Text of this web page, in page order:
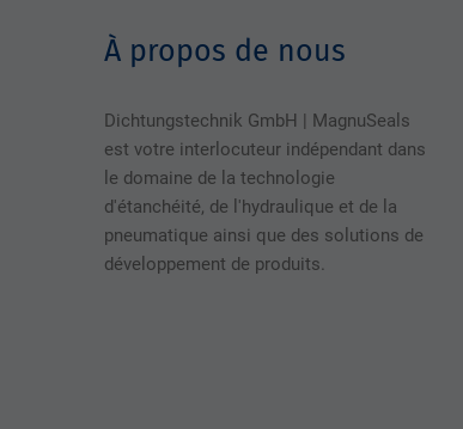
À propos de nous
Dichtungstechnik GmbH | MagnuSeals
est votre interlocuteur indépendant dans
le domaine de la technologie
d'étanchéité, de l'hydraulique et de la
pneumatique ainsi que des solutions de
développement de produits.